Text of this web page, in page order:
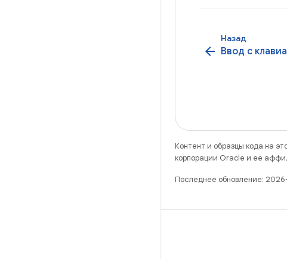
Назад
arrow_back Ввод с
Контент и образцы кода на
корпорации Oracle и ее
Последнее обновление: